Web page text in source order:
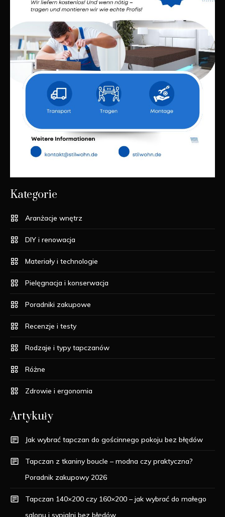
Kategorie
Aranżacje wnętrz
DIY i renowacja
Materiały i technologie
Pielęgnacja i konserwacja
Poradniki zakupowe
Recenzje i testy
Rodzaje i typy tapczanów
Różne
Zdrowie i ergonomia
Artykuły
Jak wybrać tapczan do gościnnego pokoju bez błędów
Tapczan z tkaniny boucle – modna czy praktyczna?
Poradnik zakupowy 2026
Tapczan 140×200 czy 160×200 – jak wybrać do małego